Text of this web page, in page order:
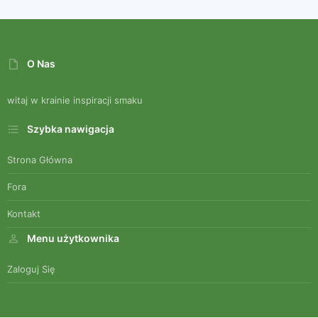
O Nas
witaj w krainie inspiracji smaku
Szybka nawigacja
Strona Główna
Fora
Kontakt
Menu użytkownika
Zaloguj Się